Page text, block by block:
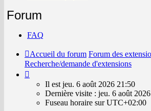
Forum
FAQ
Accueil du forum Forum des
Recherche/demande d'extensions
est
jeu.
Il est jeu. 6 août 2026 21:50
Dernière visite : jeu. 6 août
Fuseau horaire surUTC+02:00